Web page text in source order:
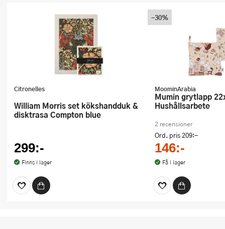
Citronelles
William Morris set kökshandduk &
disktrasa Compton blue
299:-
Finns i lager
MoominArabia
Mumin grytlapp 22x22 cm 2-pack
Hushållsarbete
2 recensioner
Ord. pris209:-
146:-
Få i lager
-30%